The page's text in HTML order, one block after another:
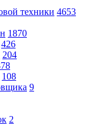
техники 4653
1870
426
204
108
9
2